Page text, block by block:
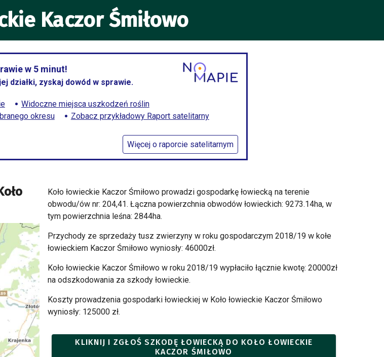
Kaczor Śmiłowo
w 5 minut!
działki, zyskaj dowód w sprawie.
Widoczne miejsca uszkodzeń roślin
okresu
Zobacz przykładowy Raport satelitarny
Więcej o raporcie satelitarnym
Koło
Koło łowieckie Kaczor Śmiłowo prowadzi gospodarkę łowiecką na terenie
obwodu/ów nr: 204,41. Łączna powierzchnia obwodów łowieckich: 9273.14ha, w
tym powierzchnia leśna: 2844ha.
Przychody ze sprzedaży tusz zwierzyny w roku gospodarczym 2018/19 w kołe
łowieckiem Kaczor Śmiłowo wyniosły: 46000zł.
Koło łowieckie Kaczor Śmiłowo w roku 2018/19 wypłaciło łącznie kwotę: 20000zł
na odszkodowania za szkody łowieckie.
Koszty prowadzenia gospodarki łowieckiej w Koło łowieckie Kaczor Śmiłowo
wyniosły: 125000 zł.
KLIKNIJ I ZGŁOŚ SZKODĘ ŁOWIECKĄ DO KOŁO ŁOWIECKIE
KACZOR ŚMIŁOWO